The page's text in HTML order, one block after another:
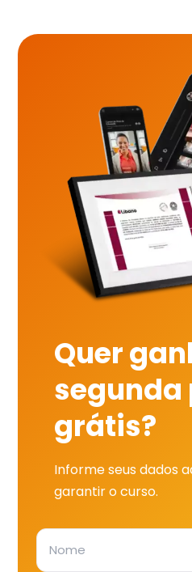
Quer
segunda
grátis?
Informe seus dados
garantir o curso.